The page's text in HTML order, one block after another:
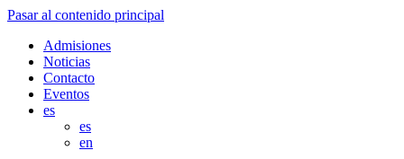
Pasar al contenido principal
Admisiones
Noticias
Contacto
Eventos
es
es
en